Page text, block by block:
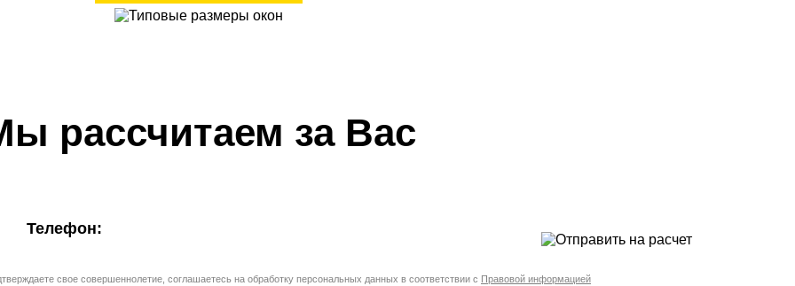
рассчитаем за Вас
Телефон:
свое совершеннолетие, соглашаетесь на обработку персональных данных в соответствии с Правовой информацией